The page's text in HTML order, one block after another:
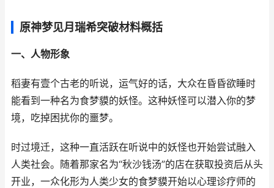
原神梦见月瑞希突破材料概括
一、人物形象
稻妻有壹个古老的听说，运气好的话，大众在昏昏欲睡时
能看到一种名为食梦貘的妖怪。这种妖怪可以潜入你的梦
境，吃掉困扰你的噩梦。
时过境迁，这种一直活跃在听说中的妖怪也开始尝试融入
人类社会。随着那家名为“秋沙钱汤”的店在获取投资后从头
开业，一众化形为人类少女的食梦貘开始以心理诊疗师的